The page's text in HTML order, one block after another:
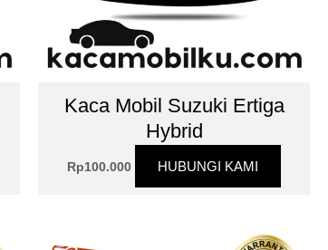
Kaca Mobil Suzuki Ertiga
Hybrid
Rp100.000 HUBUNGI KAMI